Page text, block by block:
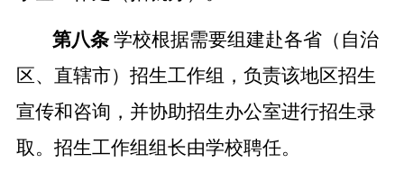
第八条 学校根据需要组建赴各省（自治
区、直辖市）招生工作组，负责该地区招生
宣传和咨询，并协助招生办公室进行招生录
取。招生工作组组长由学校聘任。